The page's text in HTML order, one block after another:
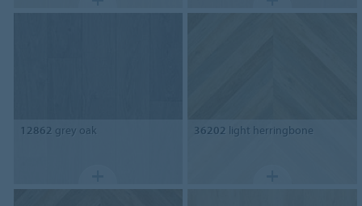
12862 grey oak 36202 light herringbone